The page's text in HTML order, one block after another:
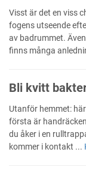
Visst är det en viss
fogens utseende
av badrummet.
finns många
Bli kvitt
Utanför hemmet:
första är
du åker i en
kommer i kontakt ...